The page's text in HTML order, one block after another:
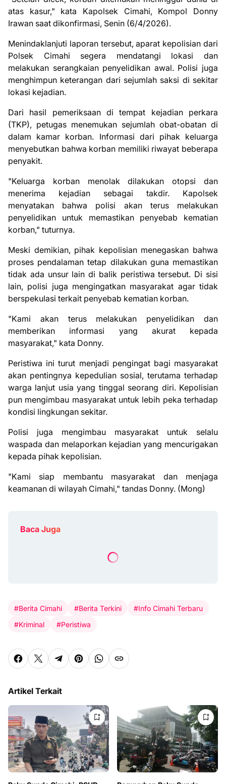
atas kasur," kata Kapolsek Cimahi, Kompol Donny
Irawan saat dikonfirmasi, Senin (6/4/2026).
Menindaklanjuti laporan tersebut, aparat kepolisian dari
Polsek Cimahi segera mendatangi lokasi dan
melakukan serangkaian penyelidikan awal. Polisi juga
menghimpun keterangan dari sejumlah saksi di sekitar
lokasi kejadian.
Dari hasil pemeriksaan di tempat kejadian perkara
(TKP), petugas menemukan sejumlah obat-obatan di
dalam kamar korban. Informasi dari pihak keluarga
menyebutkan bahwa korban memiliki riwayat beberapa
penyakit.
"Keluarga korban menolak dilakukan otopsi dan
menerima kejadian sebagai takdir. Kapolsek
menyatakan bahwa polisi akan terus melakukan
penyelidikan untuk memastikan penyebab kematian
korban," tuturnya.
Meski demikian, pihak kepolisian menegaskan bahwa
proses pendalaman tetap dilakukan guna memastikan
tidak ada unsur lain di balik peristiwa tersebut. Di sisi
lain, polisi juga mengingatkan masyarakat agar tidak
berspekulasi terkait penyebab kematian korban.
"Kami akan terus melakukan penyelidikan dan
memberikan informasi yang akurat kepada
masyarakat," kata Donny.
Peristiwa ini turut menjadi pengingat bagi masyarakat
akan pentingnya kepedulian sosial, terutama terhadap
warga lanjut usia yang tinggal seorang diri. Kepolisian
pun mengimbau masyarakat untuk lebih peka terhadap
kondisi lingkungan sekitar.
Polisi juga mengimbau masyarakat untuk selalu
waspada dan melaporkan kejadian yang mencurigakan
kepada pihak kepolisian.
"Kami siap membantu masyarakat dan menjaga
keamanan di wilayah Cimahi," tandas Donny. (Mong)
Baca Juga
#Berita Cimahi #Berita Terkini
#Info Cimahi Terbaru
#Kriminal
#Peristiwa
Artikel Terkait